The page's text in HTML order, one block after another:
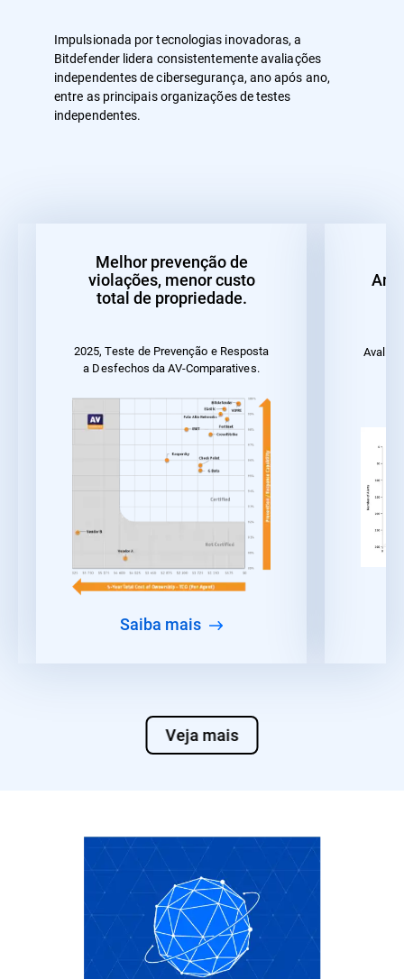
Impulsionada por tecnologias inovadoras, a
Bitdefender lidera consistentemente avaliações
independentes de cibersegurança, ano após ano,
entre as principais organizações de testes
independentes.
Melhor prevenção de
violações, menor custo
total de propriedade.
2025, Teste de Prevenção e Resposta
a Desfechos da AV-Comparatives.
Saiba mais
Veja mais